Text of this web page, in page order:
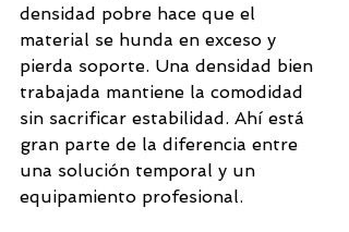
densidad pobre hace que el
material se hunda en exceso y
pierda soporte. Una densidad bien
trabajada mantiene la comodidad
sin sacrificar estabilidad. Ahí está
gran parte de la diferencia entre
una solución temporal y un
equipamiento profesional.